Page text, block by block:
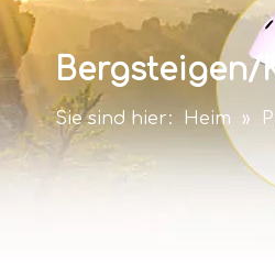
Bergsteigen/
Sie sind hier: Heim »